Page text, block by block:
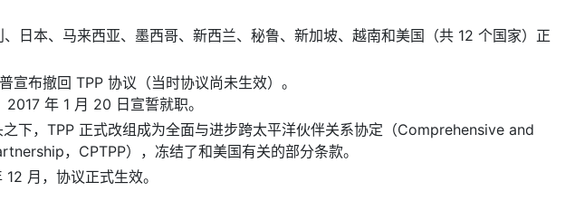
日本、马来西亚、墨西哥、新西兰、秘鲁、新加坡、越南和美国（共 12 个国家）正
布撤回 TPP 协议（当时协议尚未生效）。
年 1 月 20 日宣誓就职。
下，TPP 正式改组成为全面与进步跨太平洋伙伴关系协定（Comprehensive and
，CPTPP），冻结了和美国有关的部分条款。
月，协议正式生效。